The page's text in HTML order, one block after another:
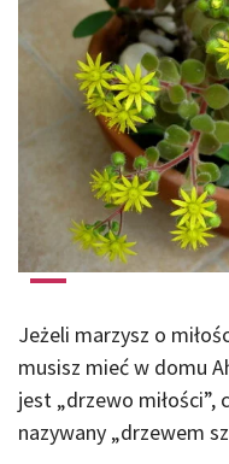
Jeżeli marzysz o
musisz mieć w domu
jest „drzewo miłości”,
nazywany „drzewem